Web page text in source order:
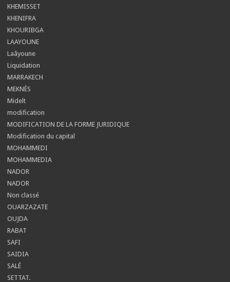
KHEMISSET
KHENIFRA
KHOURIBGA
LAAYOUNE
Laâyoune
Liquidation
MARRAKECH
MEKNÈS
Midelt
modification
MODIFICATION DE LA FORME JURIDIQUE
Modification du capital
MOHAMMEDI
MOHAMMEDIA
NADOR
NADOR
Non classé
OUARZAZATE
OUJDA
RABAT
SAFI
SAIDIA
SALÉ
SETTAT.